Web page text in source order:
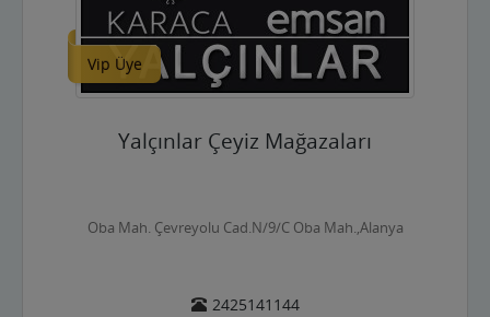
Avukatlar ve Hukuk Büroları
Ayakkabıcılar ve Çantacılar
Balık Evi Restaurant
Vip Üye
Yalçınlar Çeyiz Mağazaları
Oba Mah. Çevreyolu Cad.N/9/C Oba Mah.,Alanya
2425141144